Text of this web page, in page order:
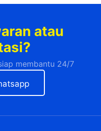
atau
membantu 24/7